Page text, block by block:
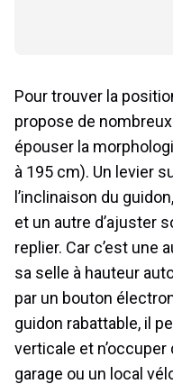
Pour trouver la
propose de
épouser la
à 195 cm). Un levier
l’inclinaison du
et un autre d’ajuster
replier. Car c’est une
sa selle à hauteur
par un bouton
guidon rabattable, il
verticale et n’occuper
garage ou un local